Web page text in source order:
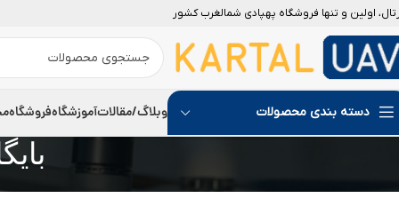
اولین و تنها فروشگاه پهپادی شمالغرب کشور
دسته بندی محصولات وبلاگ/مقالاتآموزشگاهفروشگاه